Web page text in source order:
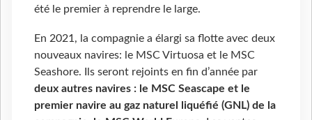
été le premier à reprendre le large.
En 2021, la compagnie a élargi sa flotte avec deux
nouveaux navires: le MSC Virtuosa et le MSC
Seashore. Ils seront rejoints en fin d’année par
deux autres navires : le MSC Seascape et le
premier navire au gaz naturel liquéfié (GNL) de la